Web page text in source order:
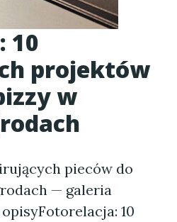
10
projektów
w
pieców do
— galeria
10